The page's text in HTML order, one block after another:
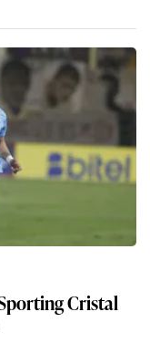
Cristal